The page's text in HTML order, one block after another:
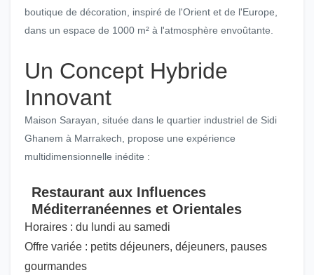
boutique de décoration, inspiré de l'Orient et de l'Europe,
dans un espace de 1000 m² à l'atmosphère envoûtante.
Un Concept Hybride
Innovant
Maison Sarayan, située dans le quartier industriel de Sidi
Ghanem à Marrakech, propose une expérience
multidimensionnelle inédite :
Restaurant aux Influences
Méditerranéennes et Orientales
Horaires : du lundi au samedi
Offre variée : petits déjeuners, déjeuners, pauses
gourmandes